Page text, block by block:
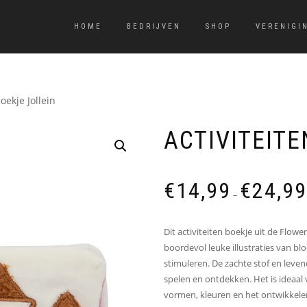
HOME BEDRIJVEN SHOP
Jollein
€14,99 – €24,99
Dit activiteiten boekje uit de
boordevol leuke illustraties van
stimuleren. De zachte stof en
spelen en ontdekken. Het is
vormen, kleuren en het